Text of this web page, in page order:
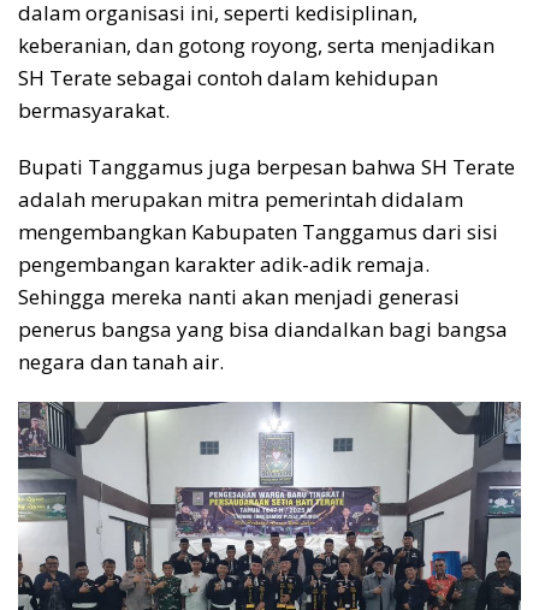
dalam organisasi ini, seperti kedisiplinan,
keberanian, dan gotong royong, serta menjadikan
SH Terate sebagai contoh dalam kehidupan
bermasyarakat.
Bupati Tanggamus juga berpesan bahwa SH Terate
adalah merupakan mitra pemerintah didalam
mengembangkan Kabupaten Tanggamus dari sisi
pengembangan karakter adik-adik remaja.
Sehingga mereka nanti akan menjadi generasi
penerus bangsa yang bisa diandalkan bagi bangsa
negara dan tanah air.